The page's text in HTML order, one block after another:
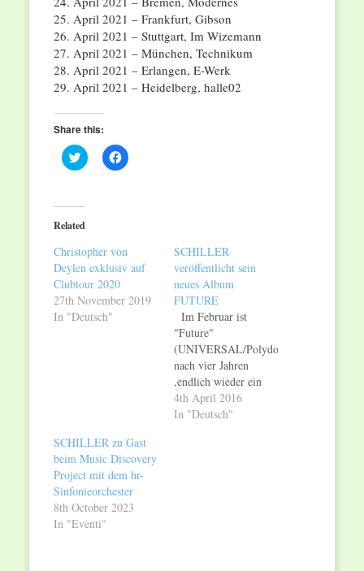
25. April 2021 – Frankfurt, Gibson
26. April 2021 – Stuttgart, Im Wizemann
27. April 2021 – München, Technikum
28. April 2021 – Erlangen, E-Werk
29. April 2021 – Heidelberg, halle02
Share this:
Click
to
(Opens
in
new
Click
to
Related
Christopher von
Deylen exklusiv auf
Clubtour 2020
27th November 2019
In "Deutsch"
SCHILLER
veröffentlicht sein
neues Album
FUTURE
Im Februar ist
"Future"
(UNIVERSAL/Polydor)
nach vier Jahren
,endlich wieder ein
Global-Pop-Album
von SCHILLER
4th April 2016
In "Deutsch"
SCHILLER zu Gast
beim Music Discovery
Project mit dem hr-
Sinfonieorchester
8th October 2023
In "Eventi"